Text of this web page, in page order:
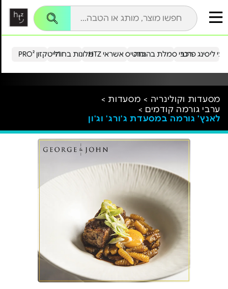
הייטקזון PRO²מלונות בחו"ל כרטיס אשראי HTZ ליסינג פרטירכבי סמלת בהנחה
מסעדות וקולינריה > מסעדות >
ערבי גורמה קודמים >
לאנץ' גורמה במסעדת ג'ורג' וג'ון